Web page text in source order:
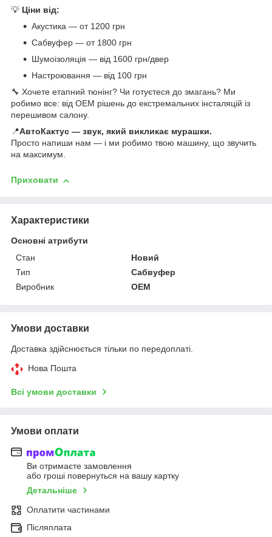
💡 Ціни від:
Акустика — от 1200 грн
Сабвуфер — от 1800 грн
Шумоізоляція — від 1600 грн/двер
Настроювання — від 100 грн
🔧 Хочете етапний тюнінг? Чи готуєтеся до змагань? Ми
робимо все: від OEM рішень до екстремальних інсталяцій із
перешивом салону.
📍АвтоКактус — звук, який викликає мурашки.
Просто напиши нам — і ми робимо твою машину, що звучить
на максимум.
Приховати
Характеристики
Основні атрибути
Стан
Новий
Тип
Сабвуфер
Виробник
OEM
Умови доставки
Доставка здійснюється тільки по передоплаті.
Нова Пошта
Всі умови доставки
Умови оплати
Ви отримаєте замовлення
або гроші повернуться на вашу картку
Детальніше
Оплатити частинами
Післяплата